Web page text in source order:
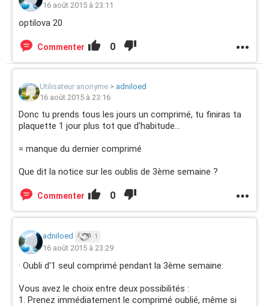
16 août 2015 à 23:11
optilova 20
Commenter 0
Utilisateur anonyme > adniloed
16 août 2015 à 23:16
Donc tu prends tous les jours un comprimé, tu finiras ta
plaquette 1 jour plus tot que d'habitude...
= manque du dernier comprimé
Que dit la notice sur les oublis de 3ème semaine ?
Commenter 0
adniloed 1
16 août 2015 à 23:29
· Oubli d'1 seul comprimé pendant la 3ème semaine:
Vous avez le choix entre deux possibilités :
1. Prenez immédiatement le comprimé oublié, même si